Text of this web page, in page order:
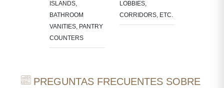
ISLANDS,
BATHROOM
VANITIES, PANTRY
COUNTERS
LOBBIES,
CORRIDORS, ETC.
PREGUNTAS FRECUENTES SOBRE